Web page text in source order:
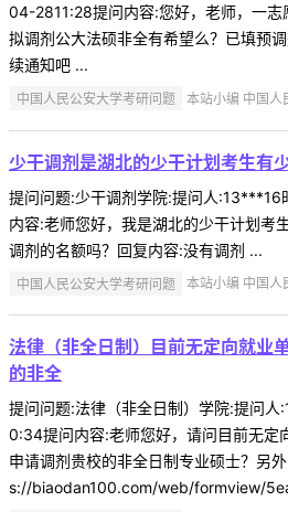
04-2811:28提问内容:您好，老师，一志
拟调剂公大法硕非全有希望么？已填预
续通知吧 ...
中国人民公安大学考研问题 本站小编 中国
少干调剂是湖北的少干计划考生有
提问问题:少干调剂学院:提问人
内容:老师您好，我是湖北的少干计划考
调剂的名额吗？回复内容:没有调剂 ...
中国人民公安大学考研问题 本站小编 中国
法律（非全日制）目前无定向就业
的非全
提问问题:法律（非全日制）学院:提问
0:34提问内容:老师您好，请问目前无定
申请调剂贵校的非全日制专业硕士？另
s://biaodan100.com/web/formview/